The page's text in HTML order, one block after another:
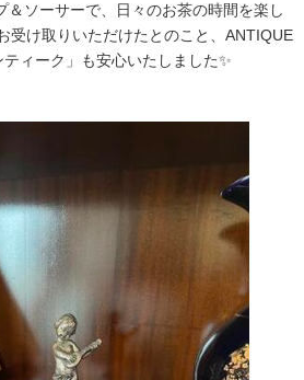
＆ソーサーで、日々のお茶の時間を楽し
受け取りいただけたとのこと、ANTIQUE
ィーク」も安心いたしました✨